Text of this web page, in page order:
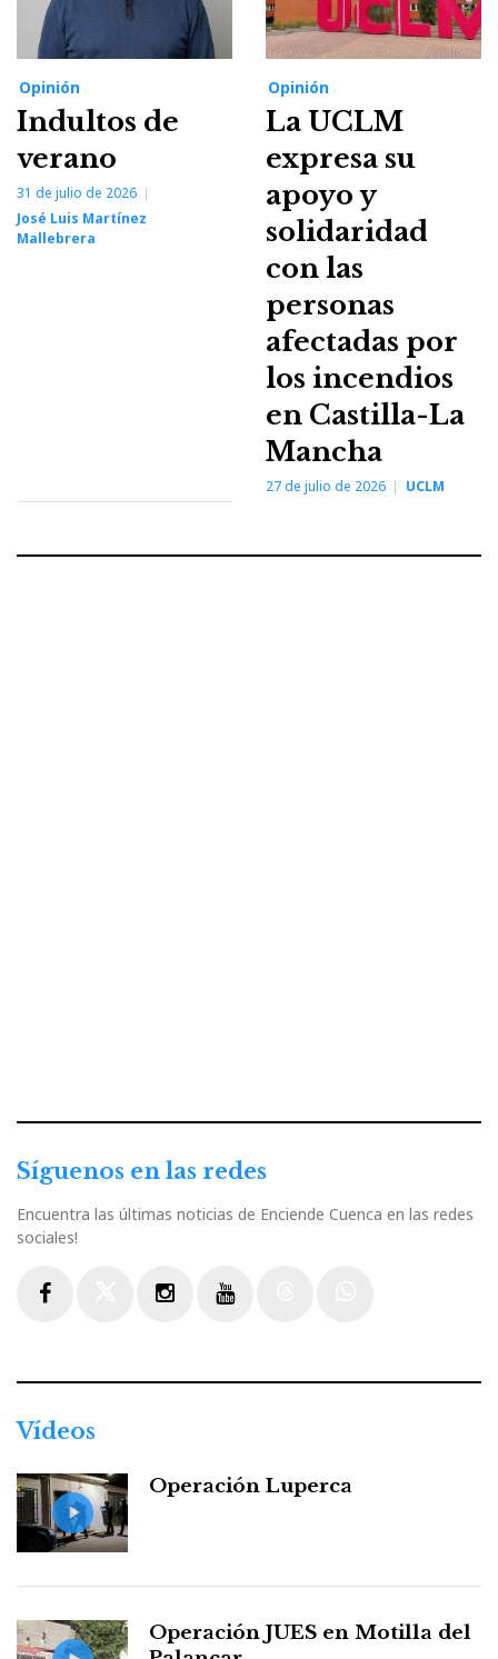
Opinión
Indultos de
verano
31 de julio de 2026
José Luis Martínez
Mallebrera
Opinión
La UCLM
expresa su
apoyo y
solidaridad
con las
personas
afectadas por
los incendios
en Castilla-La
Mancha
27 de julio de 2026 UCLM
Síguenos en las redes
Encuentra las últimas noticias de Enciende Cuenca en las redes
sociales!
Vídeos
Operación Luperca
Operación JUES en Motilla del